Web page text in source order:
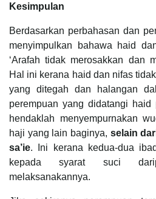
Kesimpulan
Berdasarkan perbahasan dan
menyimpulkan bahawa haid
‘Arafah tidak merosakkan dan
Hal ini kerana haid dan nifas
yang ditegah dan halangan
perempuan yang didatangi haid
hendaklah menyempurnakan
haji yang lain baginya, selain
sa’ie. Ini kerana kedua-dua
kepada syarat suci
melaksanakannya.